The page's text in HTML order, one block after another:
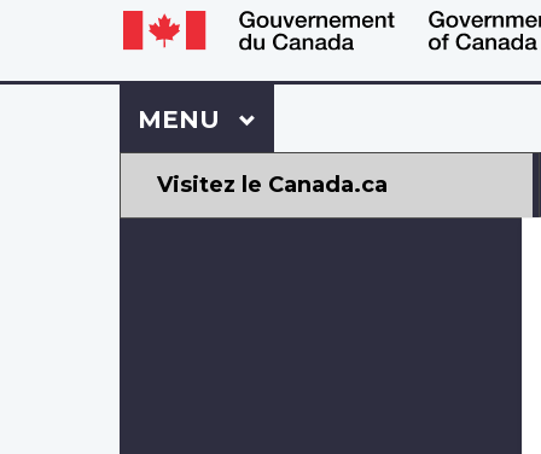
Language
switcher
Language
switcher
Se
connecter
Mon
Menu
MENU PRINCIPAL
Visitez le Canada.ca